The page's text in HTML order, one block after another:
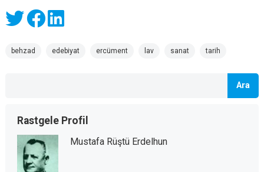
behzad edebiyat ercüment lav sanat tarih
Ara
Rastgele Profil
Mustafa Rüştü Erdelhun